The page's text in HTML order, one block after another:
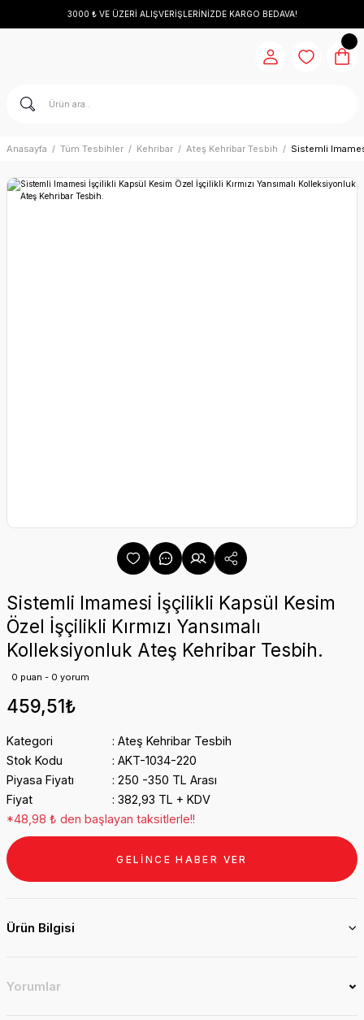
3000 ₺ VE ÜZERİ ALIŞVERİŞLERİNİZDE KARGO BEDAVA!
Anasayfa Tüm Tesbihler Kehribar Ateş Kehribar Tesbih Sistemli
Sistemli Imamesi İşçilikli Kapsül Kesim
Özel İşçilikli Kırmızı Yansımalı
Kolleksiyonluk Ateş Kehribar Tesbih.
0 puan - 0 yorum
459,51₺
Kategori
Ateş Kehribar Tesbih
Stok Kodu
AKT-1034-220
Piyasa Fiyatı
250 -350 TL Arası
Fiyat
382,93 TL + KDV
*48,98 ₺ den başlayan taksitlerle!!
GELİNCE HABER VER
Ürün Bilgisi
Yorumlar